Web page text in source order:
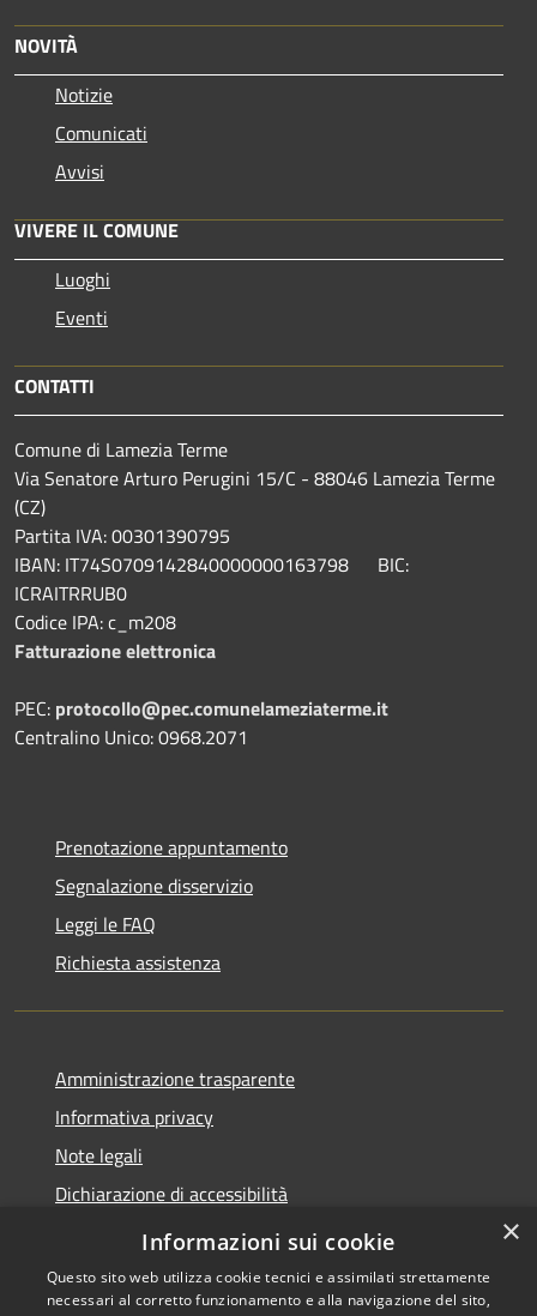
NOVITÀ
Notizie
Comunicati
Avvisi
VIVERE IL COMUNE
Luoghi
Eventi
CONTATTI
Comune di Lamezia Terme
Via Senatore Arturo Perugini 15/C - 88046 Lamezia Terme
(CZ)
Partita IVA: 00301390795
IBAN: IT74S0709142840000000163798 BIC:
ICRAITRRUB0
Codice IPA: c_m208
Fatturazione elettronica
PEC: protocollo@pec.comunelameziaterme.it
Centralino Unico: 0968.2071
Prenotazione appuntamento
Segnalazione disservizio
Leggi le FAQ
Richiesta assistenza
Amministrazione trasparente
Informativa privacy
Note legali
Dichiarazione di accessibilità
Feedback accessibilità
×
Informazioni sui cookie
Questo sito web utilizza cookie tecnici e assimilati strettamente
necessari al corretto funzionamento e alla navigazione del sito,